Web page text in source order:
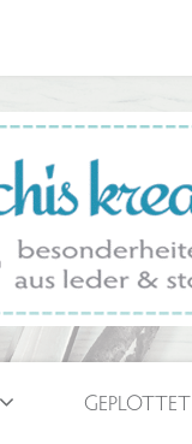
GEPLOTTET